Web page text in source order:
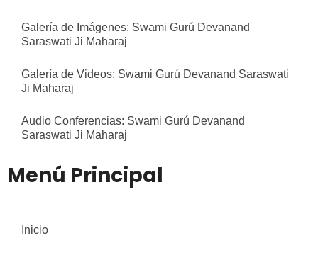
Galería de Imágenes: Swami Gurú Devanand
Saraswati Ji Maharaj
Galería de Videos: Swami Gurú Devanand Saraswati
Ji Maharaj
Audio Conferencias: Swami Gurú Devanand
Saraswati Ji Maharaj
Menú Principal
Inicio